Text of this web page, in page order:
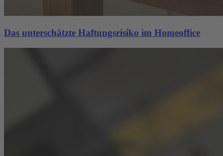
Das unterschätzte Haftungsrisiko im Homeoffice